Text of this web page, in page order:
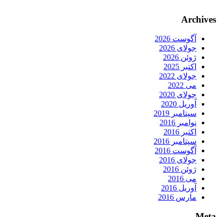
Archives
آگوست 2026
جولای 2026
ژوئن 2026
اکتبر 2025
جولای 2022
می 2022
جولای 2020
آوریل 2020
سپتامبر 2019
نوامبر 2016
اکتبر 2016
سپتامبر 2016
آگوست 2016
جولای 2016
ژوئن 2016
می 2016
آوریل 2016
مارس 2016